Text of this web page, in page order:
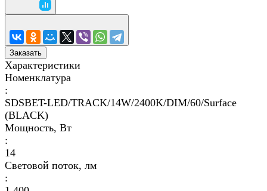
Заказать
Характеристики
Номенклатура
:
SDSBET-LED/TRACK/14W/2400K/DIM/60/Surface
(BLACK)
Мощность, Вт
:
14
Световой поток, лм
: